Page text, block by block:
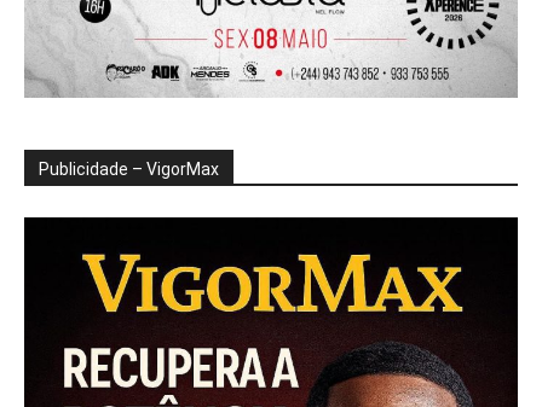
Publicidade – VigorMax